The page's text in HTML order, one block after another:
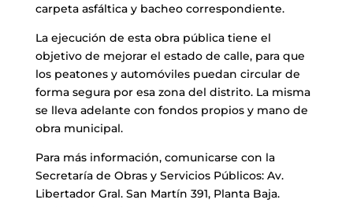
carpeta asfáltica y bacheo correspondiente.
La ejecución de esta obra pública tiene el
objetivo de mejorar el estado de calle, para que
los peatones y automóviles puedan circular de
forma segura por esa zona del distrito. La misma
se lleva adelante con fondos propios y mano de
obra municipal.
Para más información, comunicarse con la
Secretaría de Obras y Servicios Públicos: Av.
Libertador Gral. San Martín 391, Planta Baja.